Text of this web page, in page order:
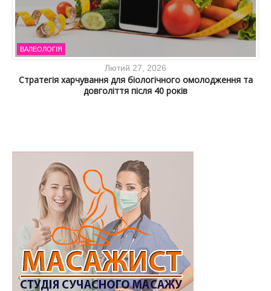
ВАЛЕОЛОГІЯ
Лютий 27, 2026
Стратегія харчування для біологічного омолодження та
довголіття після 40 років